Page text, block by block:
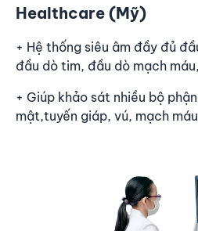
Healthcare (Mỹ)
+ Hệ thống siêu âm đầy đủ
đầu dò tim, đầu dò mạch
+ Giúp khảo sát nhiều bộ
mật,tuyến giáp, vú, mạch